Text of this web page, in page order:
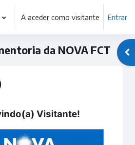
A aceder como visitante Entrar
da NOVA FCT
Visitante!